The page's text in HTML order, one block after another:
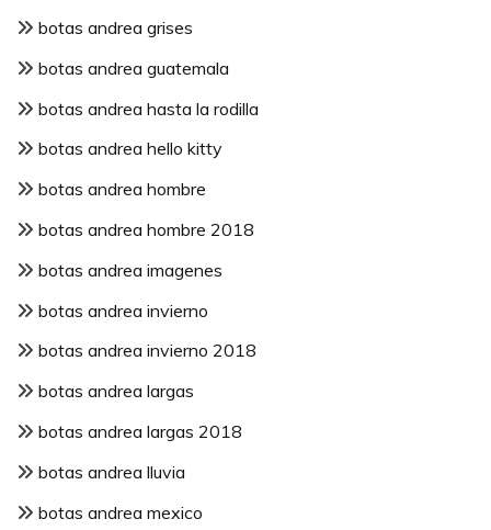
botas andrea grises
botas andrea guatemala
botas andrea hasta la rodilla
botas andrea hello kitty
botas andrea hombre
botas andrea hombre 2018
botas andrea imagenes
botas andrea invierno
botas andrea invierno 2018
botas andrea largas
botas andrea largas 2018
botas andrea lluvia
botas andrea mexico